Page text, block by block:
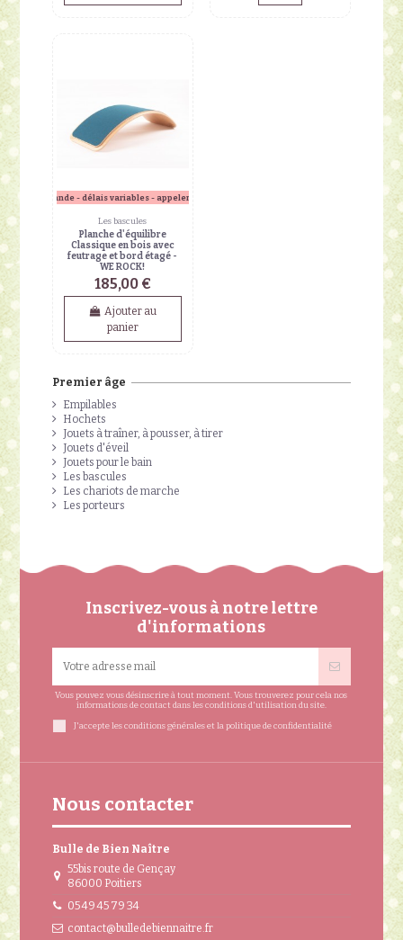
sur commande - délais variables - appeler en boutique
Les bascules
Planche d'équilibre
Classique en bois avec
feutrage et bord étagé -
WE ROCK!
185,00 €
Ajouter au
panier
Premier âge
Empilables
Hochets
Jouets à traîner, à pousser, à tirer
Jouets d'éveil
Jouets pour le bain
Les bascules
Les chariots de marche
Les porteurs
Inscrivez-vous à notre lettre
d'informations
Vous pouvez vous désinscrire à tout moment. Vous trouverez pour cela nos
informations de contact dans les conditions d'utilisation du site.
J'accepte les conditions générales et la politique de confidentialité
Nous contacter
Bulle de Bien Naître
55bis route de Gençay
86000 Poitiers
05 49 45 79 34
contact@bulledebiennaitre.fr